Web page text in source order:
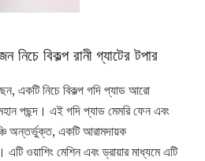
নিচে বিকল্প রানী গ্যাটের টপার
একটি নিচে বিকল্প গদি প্যাড আরো
পছন্দ। এই গদি প্যাড মেমরি ফেন এবং
অন্তর্ভুক্ত, একটি আরামদায়ক
ওয়াশিং মেশিন এবং ড্রায়ার মাধ্যমে এটি